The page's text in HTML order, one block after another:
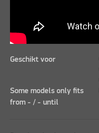
Geschikt voor
Some models only fits
from - / - until